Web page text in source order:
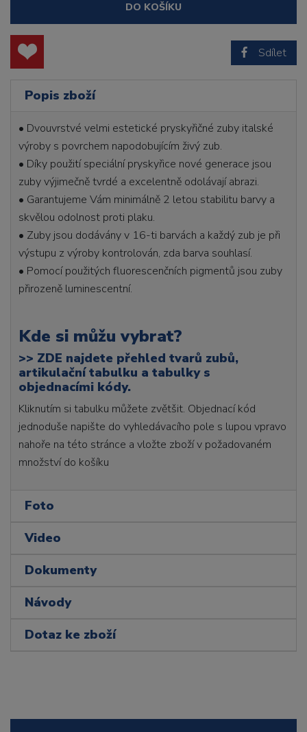
DO KOŠÍKU
Sdílet
Popis zboží
• Dvouvrstvé velmi estetické pryskyřičné zuby italské
výroby s povrchem napodobujícím živý zub.
• Díky použití speciální pryskyřice nové generace jsou
zuby výjimečně tvrdé a excelentně odolávají abrazi.
• Garantujeme Vám minimálně 2 letou stabilitu barvy a
skvělou odolnost proti plaku.
• Zuby jsou dodávány v 16-ti barvách a každý zub je při
výstupu z výroby kontrolován, zda barva souhlasí.
• Pomocí použitých fluorescenčních pigmentů jsou zuby
přirozeně luminescentní.
Kde si můžu vybrat?
>> ZDE najdete přehled tvarů zubů,
artikulační tabulku a tabulky s
objednacími kódy.
Kliknutím si tabulku můžete zvětšit. Objednací kód
jednoduše napište do vyhledávacího pole s lupou vpravo
nahoře na této stránce a vložte zboží v požadovaném
množství do košíku
Foto
Video
Dokumenty
Návody
Dotaz ke zboží